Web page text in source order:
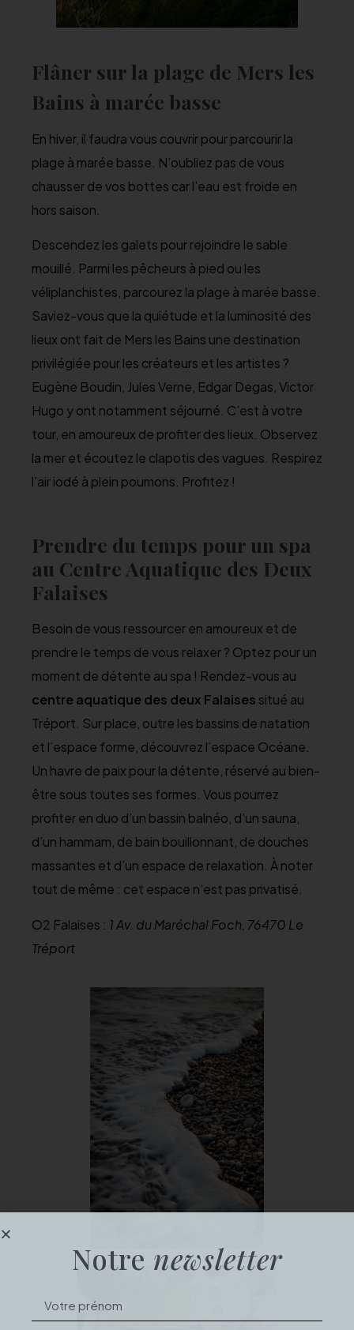
Flâner sur la plage de Mers les
Bains à marée basse
En hiver, il faudra vous couvrir pour parcourir la
plage à marée basse. N’oubliez pas de vous
chausser de vos bottes car l’eau est froide en
hors saison.
Descendez les galets pour rejoindre le sable
mouillé. Parmi les pêcheurs à pied ou les
véliplanchistes, parcourez la plage à marée basse.
Saviez-vous que la quiétude et la luminosité des
lieux ont fait de Mers les Bains une destination
privilégiée pour les créateurs et les artistes ?
Eugène Boudin, Jules Verne, Edgar Degas, Victor
Hugo y ont notamment séjourné. C’est à votre
tour, en amoureux de profiter des lieux. Observez
la mer et écoutez le clapotis des vagues. Respirez
l’air iodé à plein poumons. Profitez !
Prendre du temps pour un spa
au Centre Aquatique des Deux
Falaises
Besoin de vous ressourcer en amoureux et de
prendre le temps de vous relaxer ? Optez pour un
moment de détente au spa ! Rendez-vous au
centre aquatique des deux Falaises situé au
Tréport. Sur place, outre les bassins de natation
et l’espace forme, découvrez l’espace Océane.
Un havre de paix pour la détente, réservé au bien-
être sous toutes ses formes. Vous pourrez
profiter en duo d’un bassin balnéo, d’un sauna,
d’un hammam, de bain bouillonnant, de douches
massantes et d’un espace de relaxation. À noter
tout de même : cet espace n’est pas privatisé.
O2 Falaises : 1 Av. du Maréchal Foch, 76470 Le
Tréport
Notre newsletter